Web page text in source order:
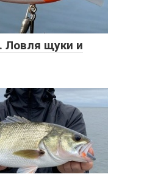
Ловля щуки и